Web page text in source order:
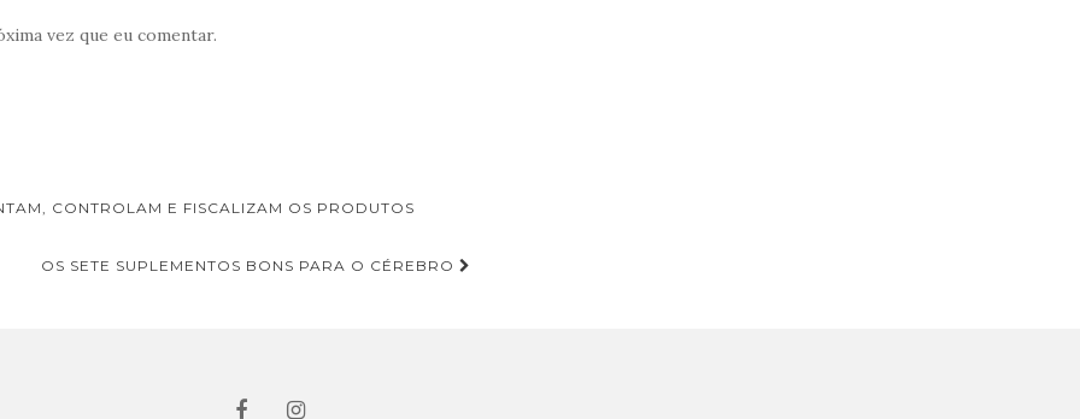
vez que eu comentar.
CONTROLAM E FISCALIZAM OS PRODUTOS
OS SETE SUPLEMENTOS BONS PARA O CÉREBRO